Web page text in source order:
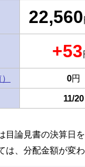
22,560
+53
0円
11/20
目論見書の決算日
は、分配金額が変